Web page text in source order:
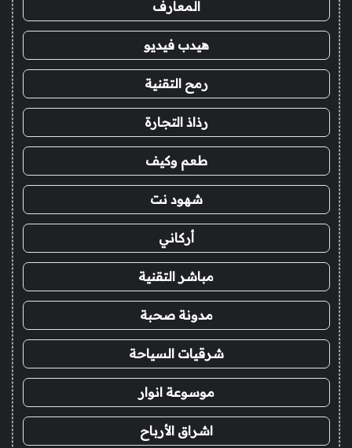
المعارف
هيدب فيديو
رمح التقنية
رذاذ التجارة
طعم وكيف
شهود نت
أركاني
مباشر التقنية
مدونة صحبة
شرقيات السياحة
موسوعة انوار
اشراق الأرباح